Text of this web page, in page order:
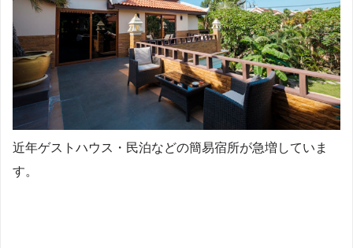
近年ゲストハウス・民泊などの簡易宿所が急増していま
す。